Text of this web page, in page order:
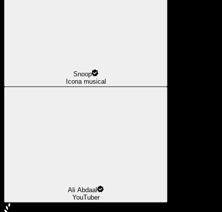
Snoop
Icona musical
Ali Abdaal
YouTuber